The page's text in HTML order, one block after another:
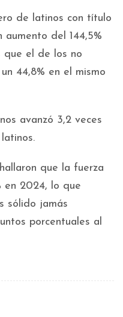
de latinos con título
aumento del 144,5%
que el de los no
44,8% en el mismo
avanzó 3,2 veces
que la fuerza
en 2024, lo que
sólido jamás
porcentuales al